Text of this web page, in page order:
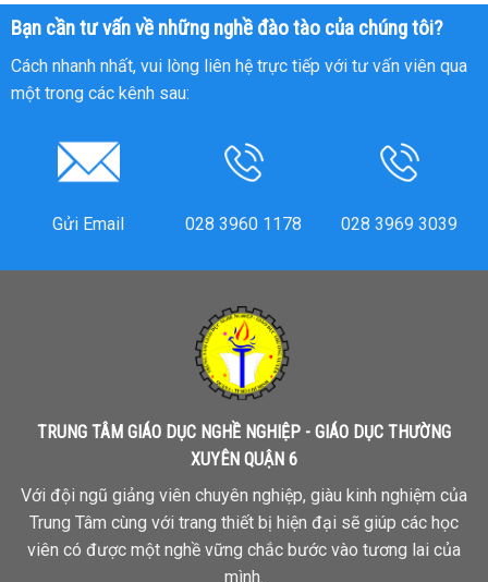
Bạn cần tư vấn về những nghề đào tào của chúng tôi?
Cách nhanh nhất, vui lòng liên hệ trực tiếp với tư vấn viên qua
một trong các kênh sau:
Gửi Email 028 3960 1178 028 3969 3039
TRUNG TÂM GIÁO DỤC NGHỀ NGHIỆP - GIÁO DỤC THƯỜNG
XUYÊN QUẬN 6
Với đội ngũ giảng viên chuyên nghiệp, giàu kinh nghiệm của
Trung Tâm cùng với trang thiết bị hiện đại sẽ giúp các học
viên có được một nghề vững chắc bước vào tương lai của
mình.